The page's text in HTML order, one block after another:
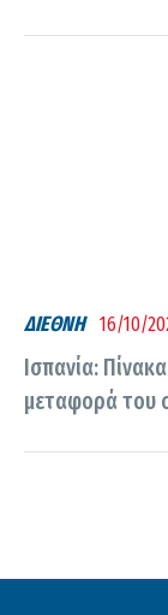
ΔΙΕΘΝΗ 16/10/
Ισπανία:
μεταφορά του